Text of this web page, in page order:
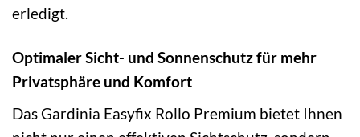
erledigt.
Optimaler Sicht- und Sonnenschutz für mehr
Privatsphäre und Komfort
Das Gardinia Easyfix Rollo Premium bietet Ihnen